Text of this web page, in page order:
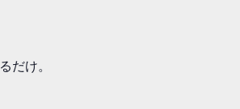
だけ。